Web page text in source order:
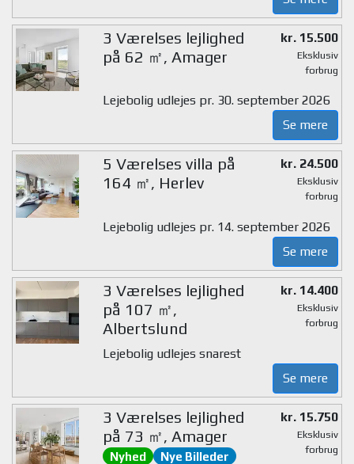
3 Værelses lejlighed
på 62 ㎡, Amager
kr. 15.500
Eksklusiv
forbrug
Lejebolig udlejes pr. 30. september 2026
Se mere
5 Værelses villa på
164 ㎡, Herlev
kr. 24.500
Eksklusiv
forbrug
Lejebolig udlejes pr. 14. september 2026
Se mere
3 Værelses lejlighed
på 107 ㎡,
Albertslund
kr. 14.400
Eksklusiv
forbrug
Lejebolig udlejes snarest
Se mere
3 Værelses lejlighed
på 73 ㎡, Amager
Nyhed Nye Billeder
kr. 15.750
Eksklusiv
forbrug